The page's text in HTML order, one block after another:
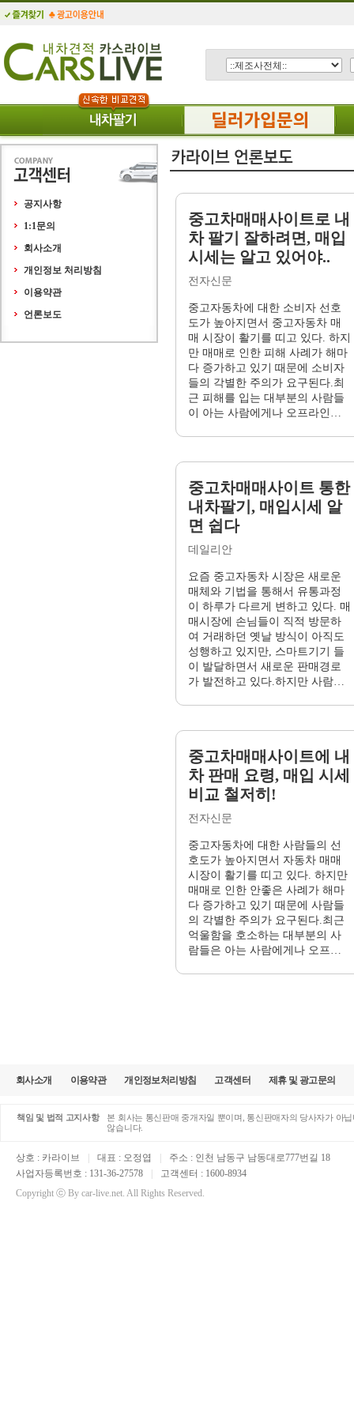
공지사항
1:1문의
회사소개
개인정보 처리방침
이용약관
언론보도
중고차매매사이트로 내
차 팔기 잘하려면, 매입
시세는 알고 있어야..
전자신문
중고자동차에 대한 소비자 선호
도가 높아지면서 중고자동차 매
매 시장이 활기를 띠고 있다. 하지
만 매매로 인한 피해 사례가 해마
다 증가하고 있기 때문에 소비자
들의 각별한 주의가 요구된다.최
근 피해를 입는 대부분의 사람들
이 아는 사람에게나 오프라인에
중고차매매사이트 통한
내차팔기, 매입시세 알
면 쉽다
데일리안
요즘 중고자동차 시장은 새로운
매체와 기법을 통해서 유통과정
이 하루가 다르게 변하고 있다. 매
매시장에 손님들이 직적 방문하
여 거래하던 옛날 방식이 아직도
성행하고 있지만, 스마트기기 들
이 발달하면서 새로운 판매경로
가 발전하고 있다.하지만 사람들
중고차매매사이트에 내
차 판매 요령, 매입 시세
비교 철저히!
전자신문
중고자동차에 대한 사람들의 선
호도가 높아지면서 자동차 매매
시장이 활기를 띠고 있다. 하지만
매매로 인한 안좋은 사례가 해마
다 증가하고 있기 때문에 사람들
의 각별한 주의가 요구된다.최근
억울함을 호소하는 대부분의 사
람들은 아는 사람에게나 오프라
회사소개 이용약관 개인정보처리방침 고객센터 제휴 및 광고문의
책임 및 법적 고지사항
본 회사는 통신판매 중개자일 뿐이며, 통신판매자의 당사자가 아
않습니다.
상호 : 카라이브 대표 : 오정엽
주소 : 인천 남동구 남동대로777번길 18
사업자등록번호 : 131-36-27578
고객센터 : 1600-8934
Copyright ⓒ By car-live.net. All Rights Reserved.